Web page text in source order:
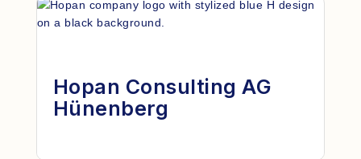
Hopan Consulting AG
Hünenberg